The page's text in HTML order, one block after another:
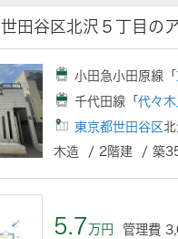
世田谷区北沢５丁目の
小田急小田原線「
千代田線「代々
東京都世田谷区
木造 / 2階建 / 築
5.7万円 管理費